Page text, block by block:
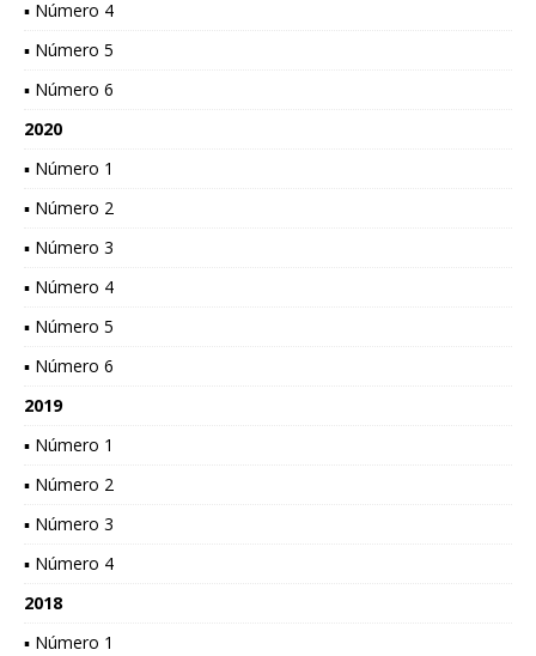
▪ Número 4
▪ Número 5
▪ Número 6
2020
▪ Número 1
▪ Número 2
▪ Número 3
▪ Número 4
▪ Número 5
▪ Número 6
2019
▪ Número 1
▪ Número 2
▪ Número 3
▪ Número 4
2018
▪ Número 1